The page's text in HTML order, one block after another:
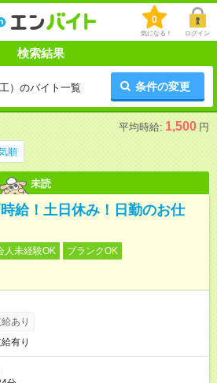
0
気になる！ ログイン
検索結果
）のバイト一覧 条件の変更
平均時給: 1,500 円
順
未読
給！土日休み！日勤のお仕
人未経験OK
ブランクOK
あり
有り